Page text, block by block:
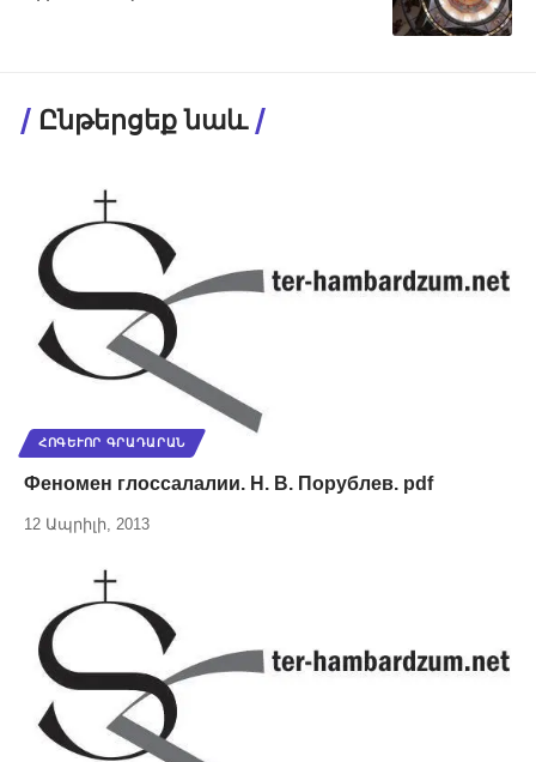
Ընթերցեք նաև
ՀՈԳԵՒՈՐ ԳՐԱԴԱՐԱՆ
Феномен глоссалалии. Н. В. Порублев. pdf
12 Ապրիլի, 2013